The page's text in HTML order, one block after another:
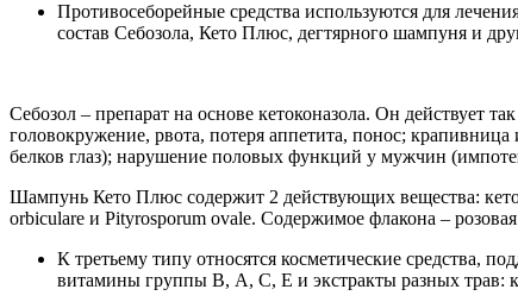
Противосеборейные средства используются для
состав Себозола, Кето Плюс, дегтярного шампуня и
Себозол – препарат на основе кетоконазола. Он действует
головокружение, рвота, потеря аппетита, понос;
белков глаз); нарушение половых функций у мужчин
Шампунь Кето Плюс содержит 2 действующих вещества:
orbiculare и Pityrosporum ovale. Содержимое флакона –
К третьему типу относятся косметические средства,
витамины группы В, А, С, Е и экстракты разных трав: